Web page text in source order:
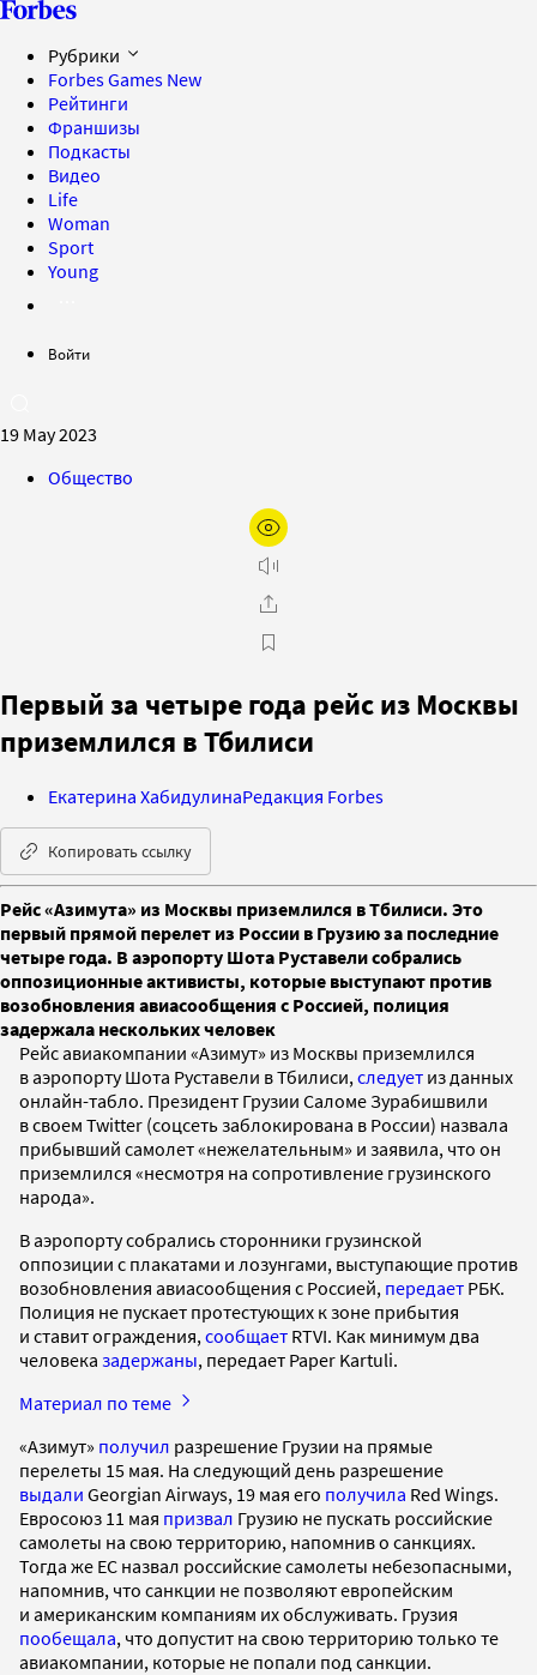
Рубрики
Forbes Games New
Рейтинги
Франшизы
Подкасты
Видео
Life
Woman
Sport
Young
Войти
19 May 2023
Общество
Первый за четыре года рейс из Москвы
приземлился в Тбилиси
Екатерина ХабидулинаРедакция Forbes
Копировать ссылку
Рейс «Азимута» из Москвы приземлился в Тбилиси. Это
первый прямой перелет из России в Грузию за последние
четыре года. В аэропорту Шота Руставели собрались
оппозиционные активисты, которые выступают против
возобновления авиасообщения с Россией, полиция
задержала нескольких человек
Рейс авиакомпании «Азимут» из Москвы приземлился
в аэропорту Шота Руставели в Тбилиси, следует из данных
онлайн-табло. Президент Грузии Саломе Зурабишвили
в своем Twitter (соцсеть заблокирована в России) назвала
прибывший самолет «нежелательным» и заявила, что он
приземлился «несмотря на сопротивление грузинского
народа».
В аэропорту собрались сторонники грузинской
оппозиции с плакатами и лозунгами, выступающие против
возобновления авиасообщения с Россией, передает РБК.
Полиция не пускает протестующих к зоне прибытия
и ставит ограждения, сообщает RTVI. Как минимум два
человека задержаны, передает Paper Kartuli.
Материал по теме
«Азимут» получил разрешение Грузии на прямые
перелеты 15 мая. На следующий день разрешение
выдали Georgian Airways, 19 мая его получила Red Wings.
Евросоюз 11 мая призвал Грузию не пускать российские
самолеты на свою территорию, напомнив о санкциях.
Тогда же ЕС назвал российские самолеты небезопасными,
напомнив, что санкции не позволяют европейским
и американским компаниям их обслуживать. Грузия
пообещала, что допустит на свою территорию только те
авиакомпании, которые не попали под санкции.